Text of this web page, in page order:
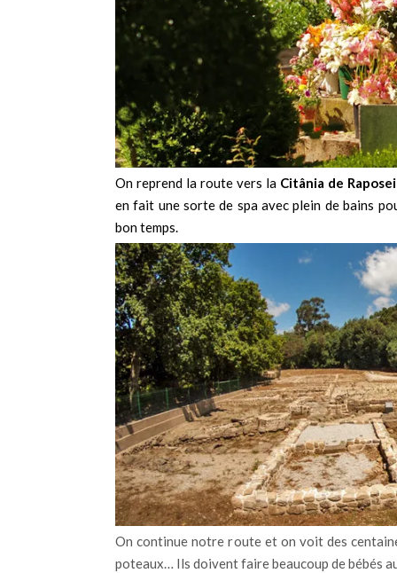
On reprend la route vers la Citânia de
en fait une sorte de spa avec plein de bains
bon temps.
On continue notre route et on voit des
poteaux… Ils doivent faire beaucoup de bébés